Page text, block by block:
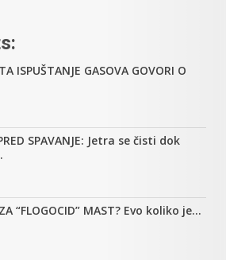
ISPUŠTANJE GASOVA GOVORI O
SPAVANJE: Jetra se čisti dok
“FLOGOCID” MAST? Evo koliko je…